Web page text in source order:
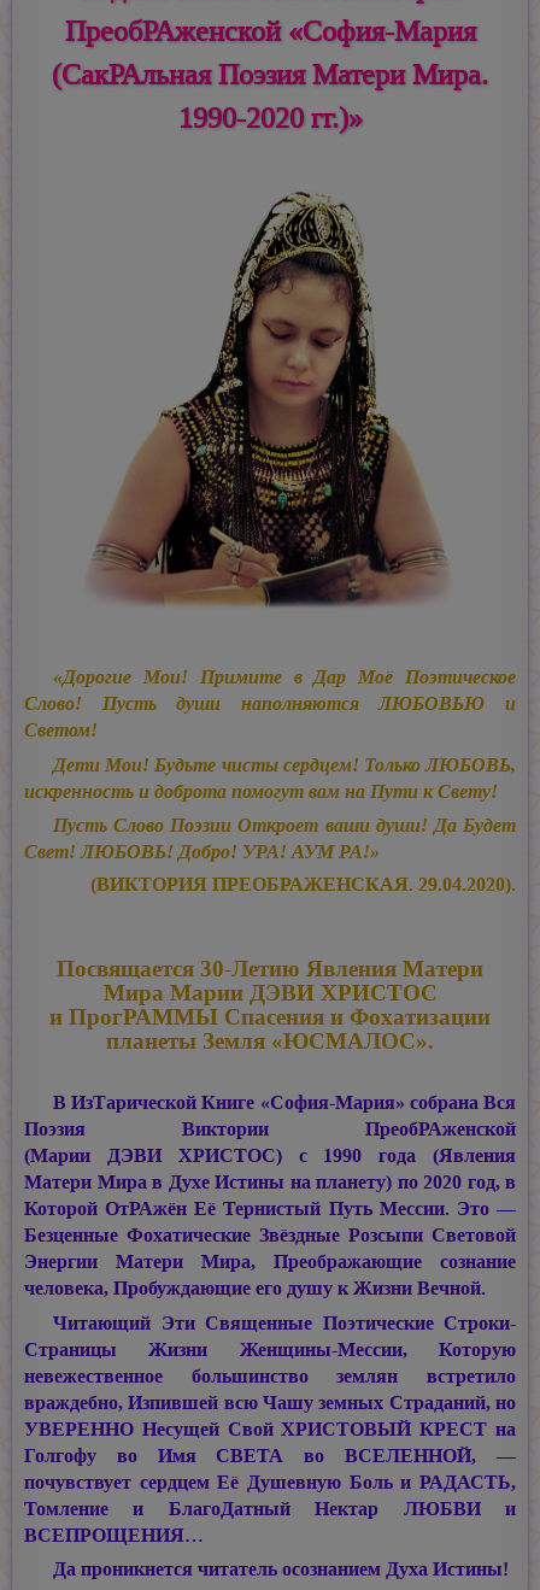
ПреобРАженской «София-Мария
(СакРАльная Поэзия Матери Мира.
1990-2020 гг.)»
«Дорогие Мои! Примите в Дар Моё Поэтическое
Слово! Пусть души наполняются ЛЮБОВЬЮ и
Светом!
Дети Мои! Будьте чисты сердцем! Только ЛЮБОВЬ,
искренность и доброта помогут вам на Пути к Свету!
Пусть Слово Поэзии Откроет ваши души! Да Будет
Свет! ЛЮБОВЬ! Добро! УРА! АУМ РА!»
(ВИКТОРИЯ ПРЕОБРАЖЕНСКАЯ. 29.04.2020).
Посвящается 30-Летию Явления Матери
Мира Марии ДЭВИ ХРИСТОС
и ПрогРАММЫ Спасения и Фохатизации
планеты Земля «ЮСМАЛОС».
В ИзТарической Книге «София-Мария» собрана Вся
Поэзия Виктории ПреобРАженской
(Марии ДЭВИ ХРИСТОС)с 1990 года (Явления
Матери Мира в Духе Истины на планету) по 2020 год, в
Которой ОтРАжён Её Тернистый Путь Мессии. Это —
Безценные Фохатические Звёздные Розсыпи Световой
Энергии Матери Мира, Преображающие сознание
человека, Пробуждающие его душу к Жизни Вечной.
Читающий Эти Священные Поэтические Строки-
Страницы Жизни Женщины-Мессии, Которую
невежественное большинство землян встретило
враждебно, Изпившей всю Чашу земных Страданий, но
УВЕРЕННО Несущей Свой ХРИСТОВЫЙ КРЕСТ на
Голгофу во Имя СВЕТА во ВСЕЛЕННОЙ, —
почувствует сердцем Её Душевную Боль и РАДАСТЬ,
Томление и БлагоДатный Нектар ЛЮБВИ и
ВСЕПРОЩЕНИЯ…
Да проникнется читатель осознанием Духа Истины!